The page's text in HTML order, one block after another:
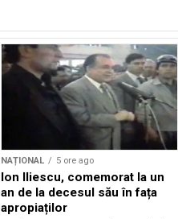
NAȚIONAL 5 ore ago
Ion Iliescu, comemorat la un
an de la decesul său în fața
apropiaților